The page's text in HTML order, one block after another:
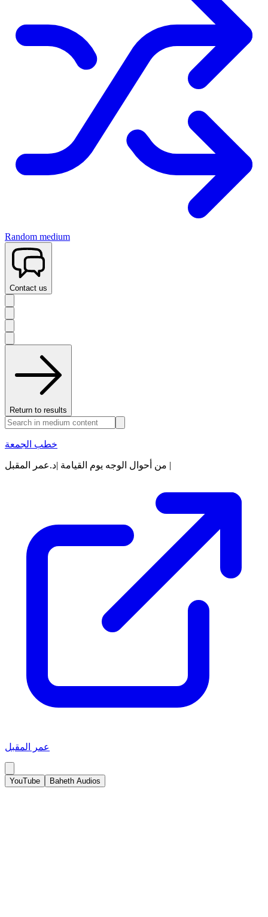
Random medium
Contact us
Return to results
خطب الجمعة
من أحوال الوجه يوم القيامة |د.عمر المقبل |
عمر المقبل
YouTube Baheth Audios